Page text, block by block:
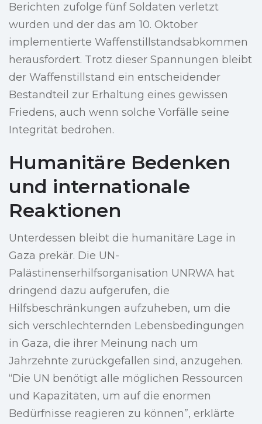
Berichten zufolge fünf Soldaten verletzt
wurden und der das am 10. Oktober
implementierte Waffenstillstandsabkommen
herausfordert. Trotz dieser Spannungen bleibt
der Waffenstillstand ein entscheidender
Bestandteil zur Erhaltung eines gewissen
Friedens, auch wenn solche Vorfälle seine
Integrität bedrohen.
Humanitäre Bedenken
und internationale
Reaktionen
Unterdessen bleibt die humanitäre Lage in
Gaza prekär. Die UN-
Palästinenserhilfsorganisation UNRWA hat
dringend dazu aufgerufen, die
Hilfsbeschränkungen aufzuheben, um die
sich verschlechternden Lebensbedingungen
in Gaza, die ihrer Meinung nach um
Jahrzehnte zurückgefallen sind, anzugehen.
“Die UN benötigt alle möglichen Ressourcen
und Kapazitäten, um auf die enormen
Bedürfnisse reagieren zu können”, erklärte